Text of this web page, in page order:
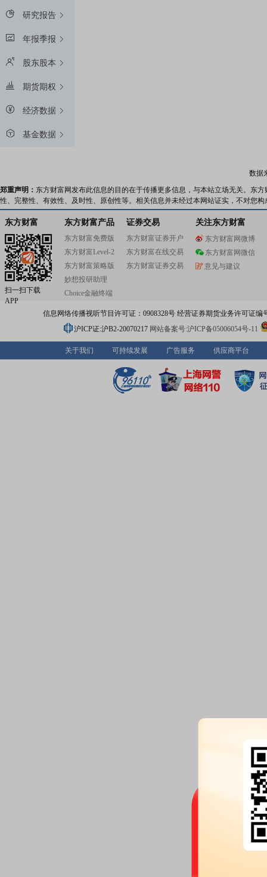
研究报告
年报季报
股东股本
期货期权
经济数据
基金数据
数据
郑重声明： 东方财富网发布此信息的目的在于传播更多信息，与本站立场无关。东
性、完整性、有效性、及时性、原创性等。相关信息并未经过本网站证实，不对您
东方财富
扫一扫下载
APP
东方财富产品
东方财富免费版
东方财富Level-2
东方财富策略版
妙想投研助理
Choice金融终端
证券交易
东方财富证券开户
东方财富在线交易
东方财富证券交易
关注东方财富
东方财富网微博
东方财富网微信
意见与建议
信息网络传播视听节目许可证：0908328号 经营证券期货业务许可证编
沪ICP证:沪B2-20070217 网站备案号:沪ICP备05006054号-11
关于我们 可持续发展 广告服务 供应商平台